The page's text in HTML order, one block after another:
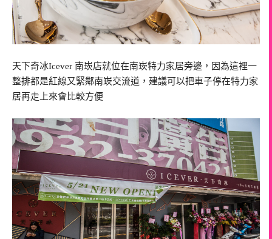
天下奇冰Icever 南崁店就位在南崁特力家居旁邊，因為這裡一
整排都是紅線又緊鄰南崁交流道，建議可以把車子停在特力家
居再走上來會比較方便